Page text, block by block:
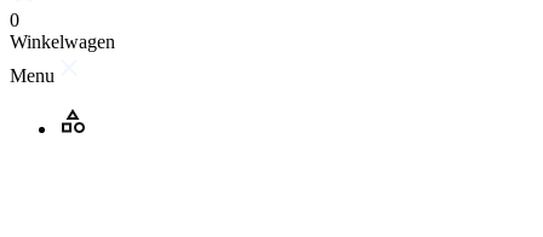
0
Winkelwagen
Menu